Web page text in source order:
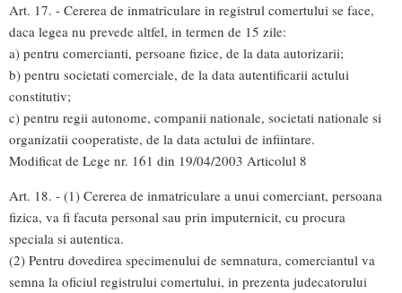
Art. 17. - Cererea de inmatriculare in registrul comertului se face,
daca legea nu prevede altfel, in termen de 15 zile:
a) pentru comercianti, persoane fizice, de la data autorizarii;
b) pentru societati comerciale, de la data autentificarii actului
constitutiv;
c) pentru regii autonome, companii nationale, societati nationale si
organizatii cooperatiste, de la data actului de infiintare.
Modificat de Lege nr. 161 din 19/04/2003 Articolul 8
Art. 18. - (1) Cererea de inmatriculare a unui comerciant, persoana
fizica, va fi facuta personal sau prin imputernicit, cu procura
speciala si autentica.
(2) Pentru dovedirea specimenului de semnatura, comerciantul va
semna la oficiul registrului comertului, in prezenta judecatorului